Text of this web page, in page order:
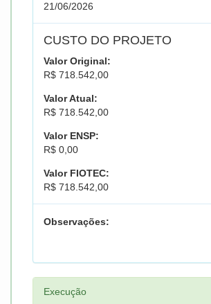
21/06/2026
CUSTO DO PROJETO
Valor Original:
R$ 718.542,00
Valor Atual:
R$ 718.542,00
Valor ENSP:
R$ 0,00
Valor FIOTEC:
R$ 718.542,00
Observações:
Execução